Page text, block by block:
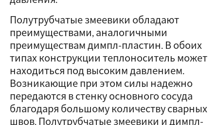
Полутрубчатые змеевики обладают
преимуществами, аналогичными
преимуществам димпл-пластин. В обоих
типах конструкции теплоноситель может
находиться под высоким давлением.
Возникающие при этом силы надежно
передаются в стенку основного сосуда
благодаря большому количеству сварных
швов. Полутрубчатые змеевики и димпл-